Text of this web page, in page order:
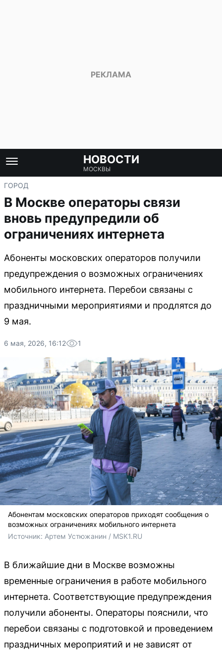
НОВОСТИ
МОСКВЫ
ГОРОД
В Москве операторы связи
вновь предупредили об
ограничениях интернета
Абоненты московских операторов получили
предупреждения о возможных ограничениях
мобильного интернета. Перебои связаны с
праздничными мероприятиями и продлятся до
9 мая.
6 мая, 2026, 16:12 1
Абонентам московских операторов приходят сообщения о
возможных ограничениях мобильного интернета
Источник: Артем Устюжанин / MSK1.RU
В ближайшие дни в Москве возможны
временные ограничения в работе мобильного
интернета. Соответствующие предупреждения
получили абоненты. Операторы пояснили, что
перебои связаны с подготовкой и проведением
праздничных мероприятий и не зависят от